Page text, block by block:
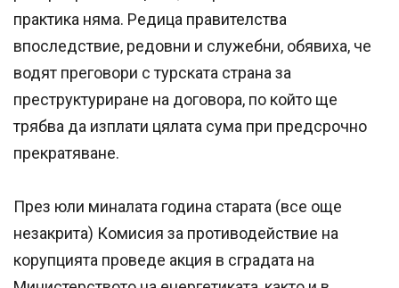
практика няма. Редица правителства
впоследствие, редовни и служебни, обявиха, че
водят преговори с турската страна за
преструктуриране на договора, по който ще
трябва да изплати цялата сума при предсрочно
прекратяване.
През юли миналата година старата (все още
незакрита) Комисия за противодействие на
корупцията проведе акция в сградата на